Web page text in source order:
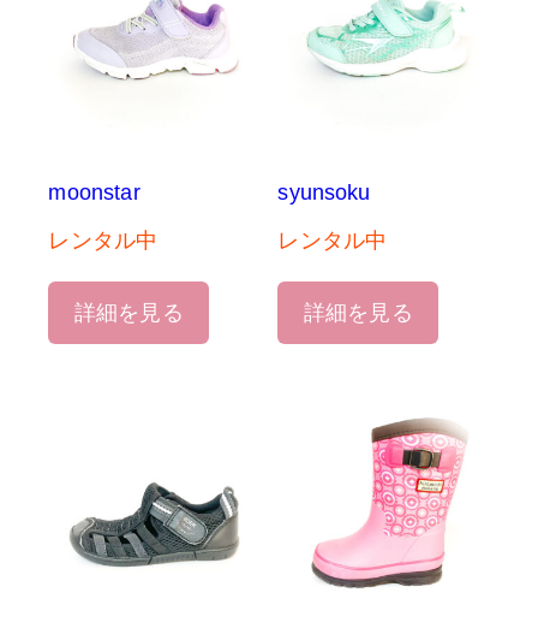
moonstar
レンタル中
詳細を見る
syunsoku
レンタル中
詳細を見る